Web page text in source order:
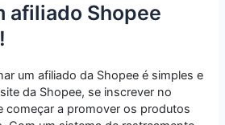
afiliado Shopee
um afiliado da Shopee é simples e
da Shopee, se inscrever no
começar a promover os produtos